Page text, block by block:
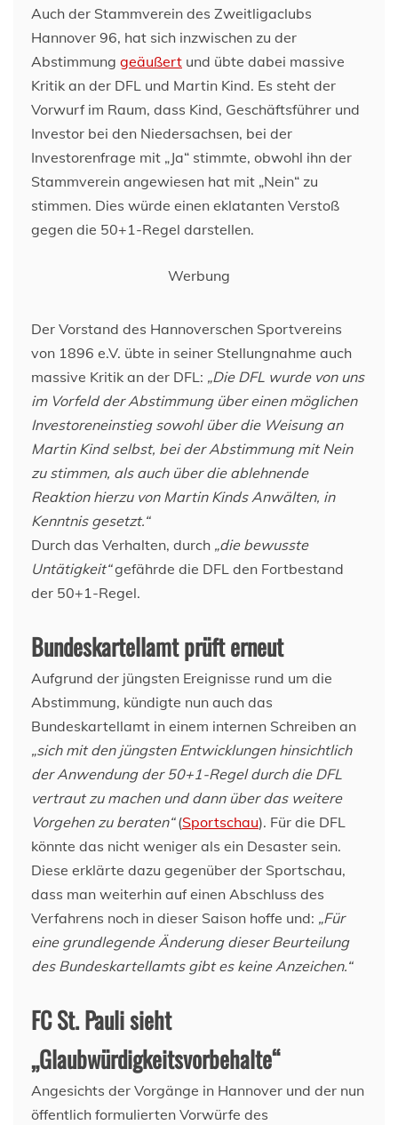
Auch der Stammverein des Zweitligaclubs
Hannover 96, hat sich inzwischen zu der
Abstimmung geäußert und übte dabei massive
Kritik an der DFL und Martin Kind. Es steht der
Vorwurf im Raum, dass Kind, Geschäftsführer und
Investor bei den Niedersachsen, bei der
Investorenfrage mit „Ja“ stimmte, obwohl ihn der
Stammverein angewiesen hat mit „Nein“ zu
stimmen. Dies würde einen eklatanten Verstoß
gegen die 50+1-Regel darstellen.
Werbung
Der Vorstand des Hannoverschen Sportvereins
von 1896 e.V. übte in seiner Stellungnahme auch
massive Kritik an der DFL: „Die DFL wurde von uns
im Vorfeld der Abstimmung über einen möglichen
Investoreneinstieg sowohl über die Weisung an
Martin Kind selbst, bei der Abstimmung mit Nein
zu stimmen, als auch über die ablehnende
Reaktion hierzu von Martin Kinds Anwälten, in
Kenntnis gesetzt.“
Durch das Verhalten, durch „die bewusste
Untätigkeit“gefährde die DFL den Fortbestand
der 50+1-Regel.
Bundeskartellamt prüft erneut
Aufgrund der jüngsten Ereignisse rund um die
Abstimmung, kündigte nun auch das
Bundeskartellamt in einem internen Schreiben an
„sich mit den jüngsten Entwicklungen hinsichtlich
der Anwendung der 50+1-Regel durch die DFL
vertraut zu machen und dann über das weitere
Vorgehen zu beraten“(Sportschau). Für die DFL
könnte das nicht weniger als ein Desaster sein.
Diese erklärte dazu gegenüber der Sportschau,
dass man weiterhin auf einen Abschluss des
Verfahrens noch in dieser Saison hoffe und: „Für
eine grundlegende Änderung dieser Beurteilung
des Bundeskartellamts gibt es keine Anzeichen.“
FC St. Pauli sieht
„Glaubwürdigkeitsvorbehalte“
Angesichts der Vorgänge in Hannover und der nun
öffentlich formulierten Vorwürfe des